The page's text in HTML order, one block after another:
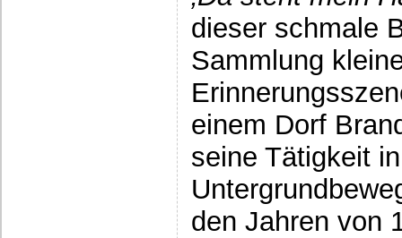
dieser schmale
Sammlung
einem Dorf
seine Tätigkeit
den Jahren von